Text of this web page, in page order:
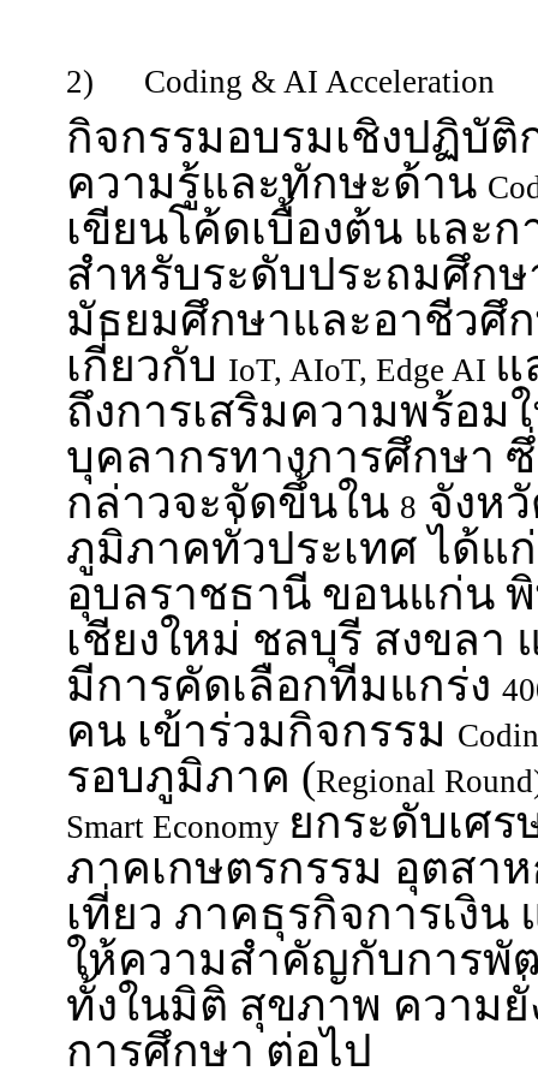
2) Coding & AI Acceleration
กิจกรรมอบรมเชิงปฏิบัติ
ความรู้และทักษะด้าน
เขียนโค้ดเบื้องต้น และ
สำหรับระดับประถมศึก
มัธยมศึกษาและอาชีวศึก
เกี่ยวกับ IoT, AIoT, Edge AI แ
ถึงการเสริมความพร้อม
บุคลากรทางการศึกษา
กล่าวจะจัดขึ้นใน 8 จังห
ภูมิภาคทั่วประเทศ ได้แ
อุบลราชธานี ขอนแก่น
เชียงใหม่ ชลบุรี สงขลา
มีการคัดเลือกทีมแกร่ง
คน เข้าร่วมกิจกรรม
รอบภูมิภาค (Regional
Smart Economy ยกระดับเศ
ภาคเกษตรกรรม อุตสา
เที่ยว ภาคธุรกิจการเงิน
ให้ความสำคัญกับการ
ทั้งในมิติ สุขภาพ ความยั่
การศึกษา ต่อไป